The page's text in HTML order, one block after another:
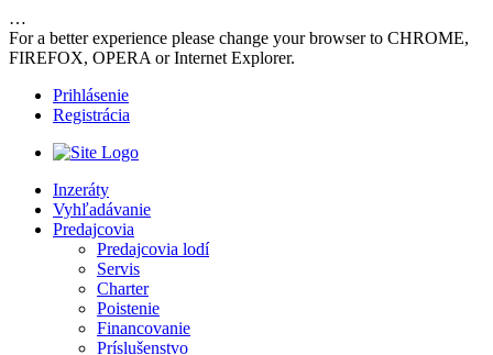
…
For a better experience please change your browser to CHROME,
FIREFOX, OPERA or Internet Explorer.
Prihlásenie
Registrácia
Inzeráty
Vyhľadávanie
Predajcovia
Predajcovia lodí
Servis
Charter
Poistenie
Financovanie
Príslušenstvo